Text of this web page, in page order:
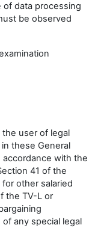
data processing
be observed
user of legal
these General
accordance with the
41 of the
other salaried
the TV-L or
any special legal